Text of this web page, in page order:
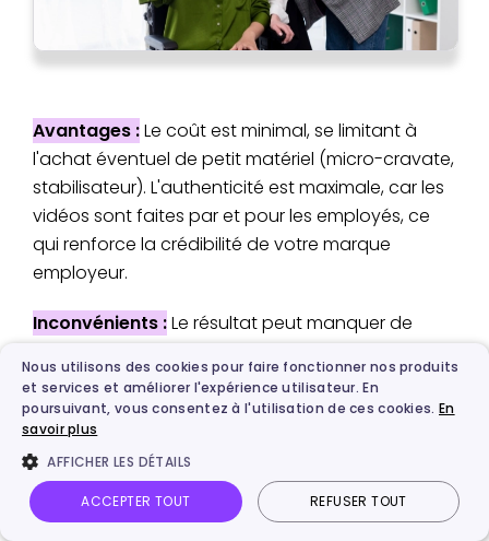
Avantages :Le coût est minimal, se limitant à
l'achat éventuel de petit matériel (micro-cravate,
stabilisateur). L'authenticité est maximale, car les
vidéos sont faites par et pour les employés, ce
qui renforce la crédibilité de votre marque
employeur.
Inconvénients :Le résultat peut manquer de
techniques sont limitées (qualité de l'image, du
son, du montage). Cela demande également du
temps et une bonne organisation en interne pour
planifier les tournages et la post-production sans
perturber l'activité principale. Il faut veiller à ce
que le résultat final serve positivement l'image de
Nous utilisons des cookies pour faire fonctionner nos produits
et services et améliorer l'expérience utilisateur. En
poursuivant, vous consentez à l'utilisation de ces cookies. En
savoir plus
AFFICHER LES DÉTAILS
ACCEPTER TOUT REFUSER TOUT